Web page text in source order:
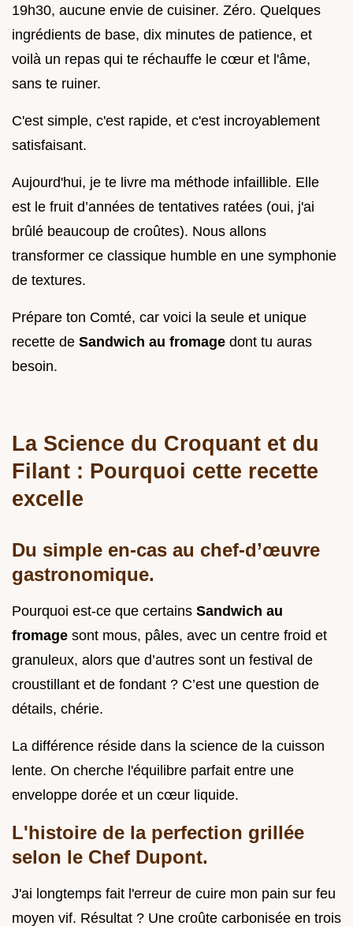
19h30, aucune envie de cuisiner. Zéro. Quelques
ingrédients de base, dix minutes de patience, et
voilà un repas qui te réchauffe le cœur et l'âme,
sans te ruiner.
C'est simple, c'est rapide, et c'est incroyablement
satisfaisant.
Aujourd'hui, je te livre ma méthode infaillible. Elle
est le fruit d’années de tentatives ratées (oui, j'ai
brûlé beaucoup de croûtes). Nous allons
transformer ce classique humble en une symphonie
de textures.
Prépare ton Comté, car voici la seule et unique
recette de Sandwich au fromage dont tu auras
besoin.
La Science du Croquant et du
Filant : Pourquoi cette recette
excelle
Du simple en-cas au chef-d’œuvre
gastronomique.
Pourquoi est-ce que certains Sandwich au
fromage sont mous, pâles, avec un centre froid et
granuleux, alors que d’autres sont un festival de
croustillant et de fondant ? C’est une question de
détails, chérie.
La différence réside dans la science de la cuisson
lente. On cherche l'équilibre parfait entre une
enveloppe dorée et un cœur liquide.
L'histoire de la perfection grillée
selon le Chef Dupont.
J'ai longtemps fait l'erreur de cuire mon pain sur feu
moyen vif. Résultat ? Une croûte carbonisée en trois